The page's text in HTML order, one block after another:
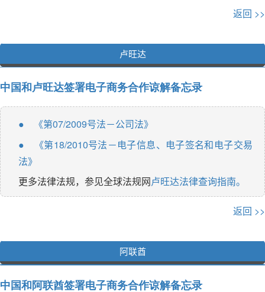
返回 >>
卢旺达
中国和卢旺达签署电子商务合作谅解备忘录
● 《第07/2009号法－公司法》
●
《第18/2010号法－电子信息、电子签名和电子交易
法》
更多法律法规，参见全球法规网卢旺达法律查询指南。
返回 >>
阿联酋
中国和阿联酋签署电子商务合作谅解备忘录